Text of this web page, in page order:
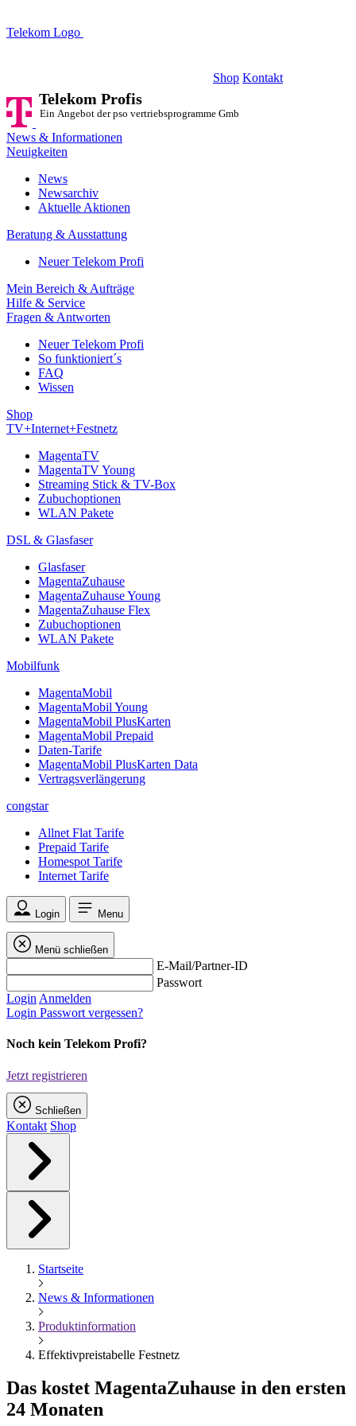
Telekom Logo
Shop Kontakt
Telekom Profis
Ein Angebot der pso vertriebsprogramme GmbH
News & Informationen
Neuigkeiten
News
Newsarchiv
Aktuelle Aktionen
Beratung & Ausstattung
Neuer Telekom Profi
Mein Bereich & Aufträge
Hilfe & Service
Fragen & Antworten
Neuer Telekom Profi
So funktioniert´s
FAQ
Wissen
Shop
TV+Internet+Festnetz
MagentaTV
MagentaTV Young
Streaming Stick & TV-Box
Zubuchoptionen
WLAN Pakete
DSL & Glasfaser
Glasfaser
MagentaZuhause
MagentaZuhause Young
MagentaZuhause Flex
Zubuchoptionen
WLAN Pakete
Mobilfunk
MagentaMobil
MagentaMobil Young
MagentaMobil PlusKarten
MagentaMobil Prepaid
Daten-Tarife
MagentaMobil PlusKarten Data
Vertragsverlängerung
congstar
Allnet Flat Tarife
Prepaid Tarife
Homespot Tarife
Internet Tarife
Login Menu
Menü schließen
E-Mail/Partner-ID
Passwort
Login Anmelden
Login Passwort vergessen?
Noch kein Telekom Profi?
Jetzt registrieren
Schließen
Kontakt Shop
Startseite
News & Informationen
Produktinformation
Effektivpreistabelle Festnetz
Das kostet MagentaZuhause in den ersten
24 Monaten